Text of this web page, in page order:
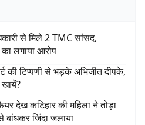
से मिले 2 TMC सांसद,
लगाया आरोप
की टिप्पणी से भड़के अभिजीत दीपके,
खायें?
देख कटिहार की महिला ने तोड़ा
जिंदा जलाया